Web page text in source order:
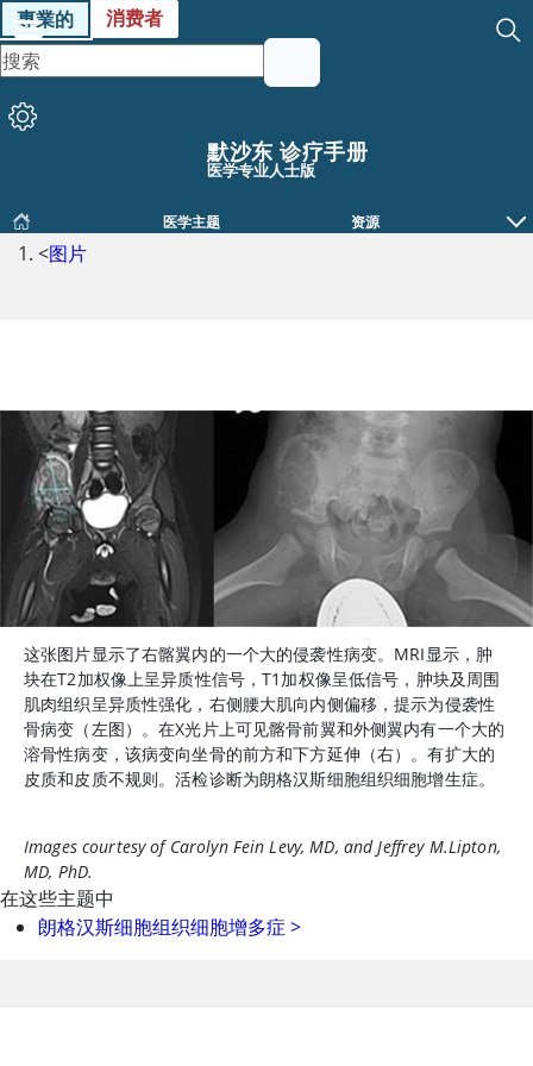
專業的 消费者
默沙东 诊疗手册
医学专业人士版
医学主题 资源
<图片
这张图片显示了右髂翼内的一个大的侵袭性病变。MRI显示，肿
块在T2加权像上呈异质性信号，T1加权像呈低信号，肿块及周围
肌肉组织呈异质性强化，右侧腰大肌向内侧偏移，提示为侵袭性
骨病变（左图）。在X光片上可见髂骨前翼和外侧翼内有一个大的
溶骨性病变，该病变向坐骨的前方和下方延伸（右）。有扩大的
皮质和皮质不规则。活检诊断为朗格汉斯细胞组织细胞增生症。
Images courtesy of Carolyn Fein Levy, MD, and Jeffrey M.Lipton,
MD, PhD.
在这些主题中
朗格汉斯细胞组织细胞增多症 >